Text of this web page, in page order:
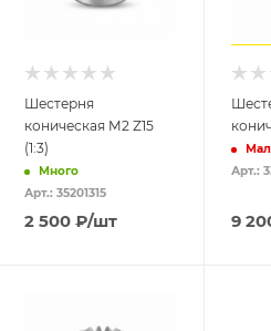
Шестерня
коническая M2 Z15
(1:3)
Много
Арт.: 35201315
2 500₽/шт
Арт.:
9